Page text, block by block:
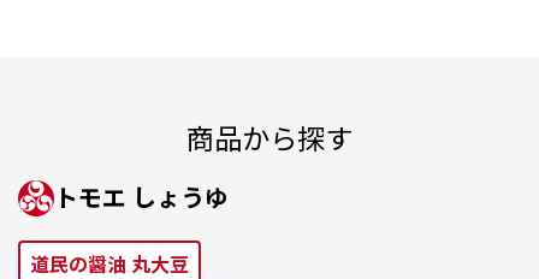
商品から探す
トモエ しょうゆ
道⺠の醤油 丸⼤⾖